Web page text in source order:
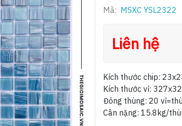
Mã: MSXC YSL2322
Liên hệ
Kích thước chip:
Kích thước vỉ:
Đóng thùng: 20
Cân nặng: 15.8kg/